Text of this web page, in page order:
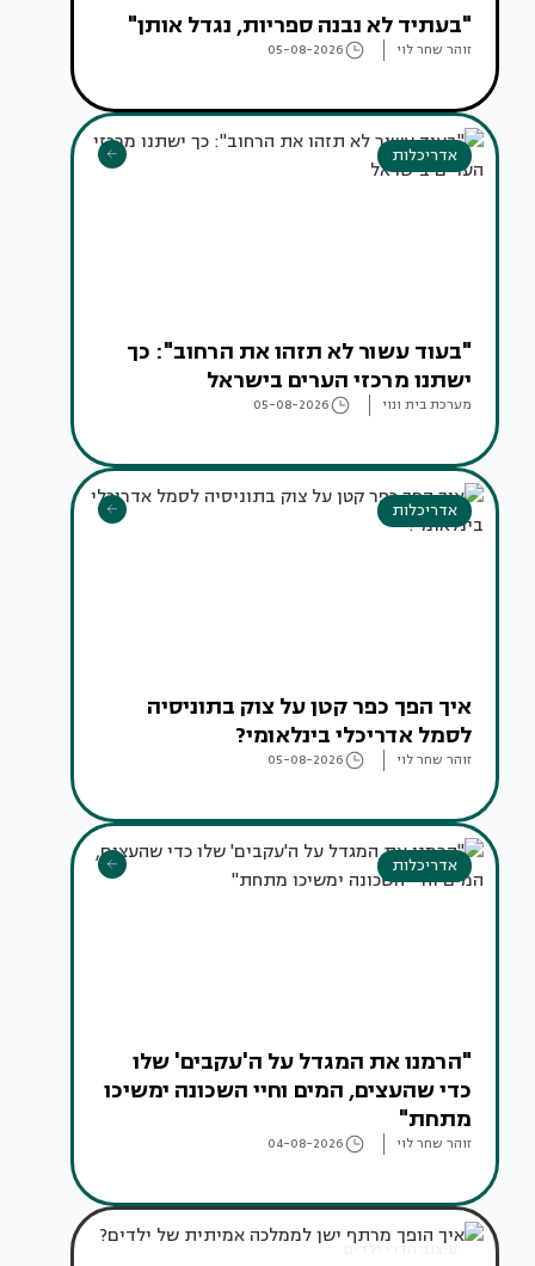
"בעתיד לא נבנה ספריות, נגדל אותן"
זוהר שחר לוי 05-08-2026
אדריכלות
"בעוד עשור לא תזהו את הרחוב": כך
ישתנו מרכזי הערים בישראל
מערכת בית ונוי 05-08-2026
אדריכלות
איך הפך כפר קטן על צוק בתוניסיה
לסמל אדריכלי בינלאומי?
זוהר שחר לוי 05-08-2026
אדריכלות
"הרמנו את המגדל על ה'עקבים' שלו
כדי שהעצים, המים וחיי השכונה ימשיכו
מתחת"
זוהר שחר לוי 04-08-2026
עיצוב חדרי ילדים